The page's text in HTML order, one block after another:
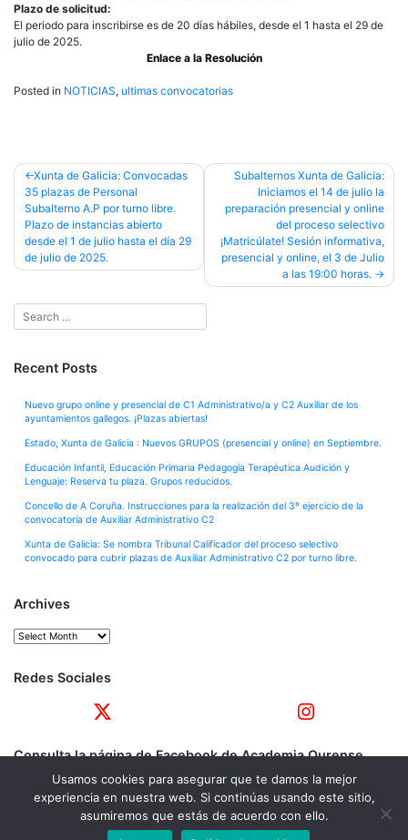
Plazo de solicitud:
El periodo para inscribirse es de 20 días hábiles, desde el 1 hasta el 29 de
julio de 2025.
Enlace a la Resolución
Posted in NOTICIAS, ultimas convocatorias
Post
navigation
Xunta de Galicia: Convocadas
35 plazas de Personal
Subalterno A.P por turno libre.
Plazo de instancias abierto
desde el 1 de julio hasta el día 29
de julio de 2025.
Subalternos Xunta de Galicia:
Iniciamos el 14 de julio la
preparación presencial y online
del proceso selectivo
¡Matricúlate! Sesión informativa,
presencial y online, el 3 de Julio
a las 19:00 horas.
Recent Posts
Nuevo grupo online y presencial de C1 Administrativo/a y C2 Auxiliar de los
ayuntamientos gallegos. ¡Plazas abiertas!
Estado, Xunta de Galicia : Nuevos GRUPOS (presencial y online) en Septiembre.
Educación Infantil, Educación Primaria Pedagogía Terapéutica Audición y
Lenguaje: Reserva tu plaza. Grupos reducidos.
Concello de A Coruña. Instrucciones para la realización del 3º ejercicio de la
convocatoria de Auxiliar Administrativo C2
Xunta de Galicia: Se nombra Tribunal Calificador del proceso selectivo
convocado para cubrir plazas de Auxiliar Administrativo C2 por turno libre.
Archives
Archives
Redes Sociales
Consulta la página de Facebook de Academia Ourense
Usamos cookies para asegurar que te damos la mejor
experiencia en nuestra web. Si continúas usando este sitio,
asumiremos que estás de acuerdo con ello.